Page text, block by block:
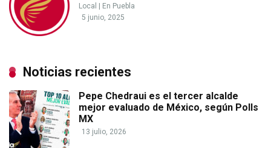
Local
En Puebla
5 junio, 2025
Noticias recientes
Pepe Chedraui es el tercer alcalde
mejor evaluado de México, según Polls
MX
13 julio, 2026